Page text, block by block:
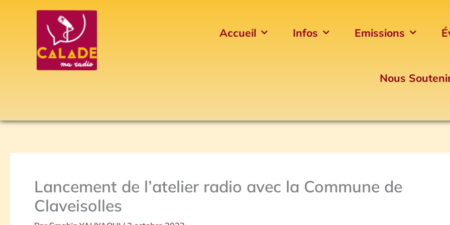
Accueil Infos Emissions
Nous
Lancement de l’atelier radio avec la Commune de
Claveisolles